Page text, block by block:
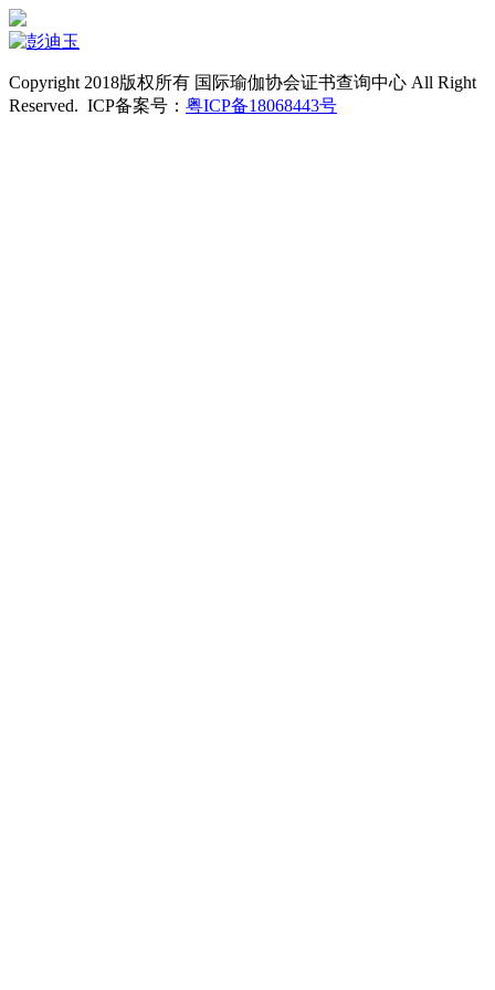
Copyright 2018版权所有 国际瑜伽协会证书查询中心 All Right
Reserved. ICP备案号： 粤ICP备18068443号